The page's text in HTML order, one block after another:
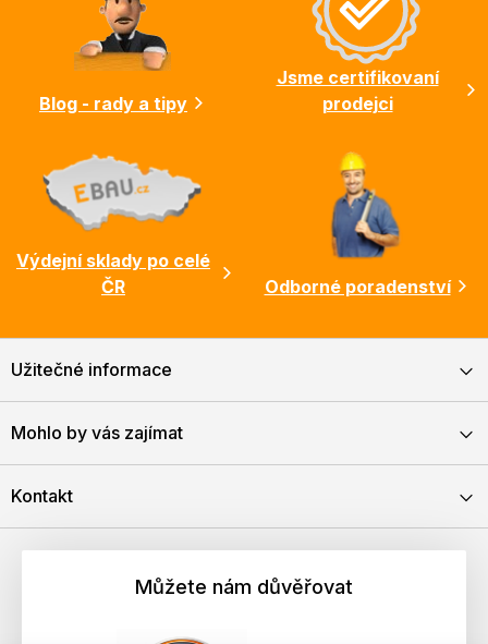
Blog - rady a tipy
Jsme certifikovaní
prodejci
Výdejní sklady po celé
ČR
Odborné poradenství
Užitečné informace
Mohlo by vás zajímat
Kontakt
Můžete nám důvěřovat